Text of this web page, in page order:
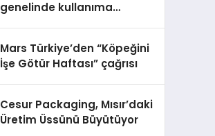
genelinde kullanıma
Mars Türkiye’den “Köpeğini
İşe Götür Haftası” çağrısı
Cesur Packaging, Mısır’daki
Üretim Üssünü Büyütüyor